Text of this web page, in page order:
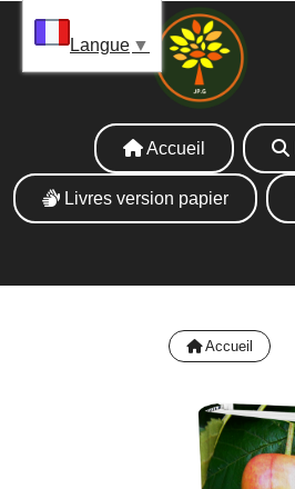
Accueil
Livres version papier
Accueil
Langue ▼